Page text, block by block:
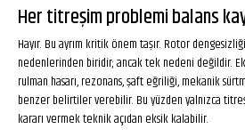
Her titreşim problemi balans
Hayır. Bu ayrım kritik önem taşır. Rotor
nedenlerinden biridir; ancak tek nedeni değildir.
rulman hasarı, rezonans, şaft eğriliği, mekanik
benzer belirtiler verebilir. Bu yüzden yalnızca
kararı vermek teknik açıdan eksik kalabilir.